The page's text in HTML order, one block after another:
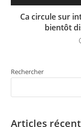
Ca circule sur
bientôt
Rechercher
Articles